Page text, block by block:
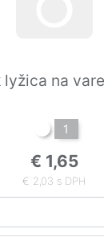
lyžica na
1
€ 1,65
€ 2,03 s DPH